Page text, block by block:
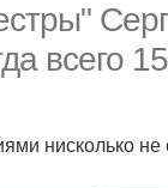
всего
нисколько